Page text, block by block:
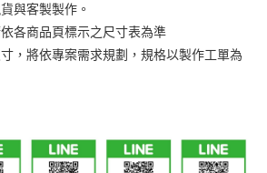
與客製製作。
各商品頁標示之尺寸表為準
，將依專案需求規劃，規格以製作工單為